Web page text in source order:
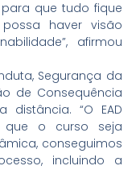
que tudo fique
haver visão
afirmou
Segurança da
de Consequência
“O EAD
que o curso seja
conseguimos
incluindo a